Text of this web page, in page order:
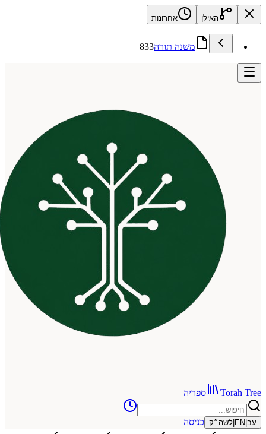
האילן אחרונות
משנה תורה833
ספריה
כניסה